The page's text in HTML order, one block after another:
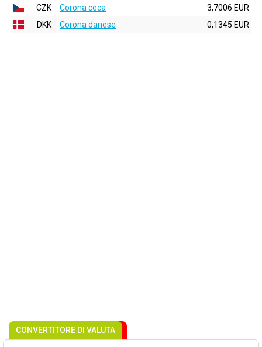
CZK
Corona ceca
3,7006 EUR
DKK
Corona danese 0,1345 EUR
CONVERTITORE DI VALUTA